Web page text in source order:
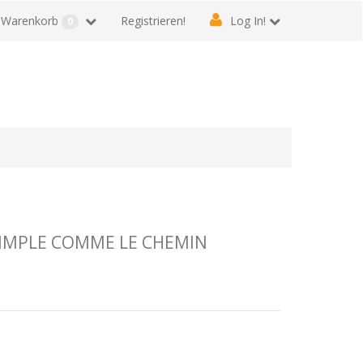
Registrieren! Log In!
Warenkorb 0
COMME LE CHEMIN